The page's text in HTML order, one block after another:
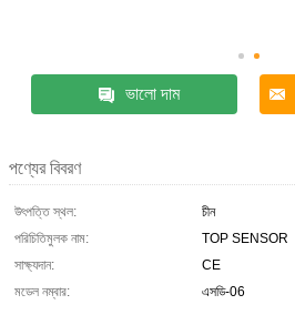
ভালো দাম
পণ্যের বিবরণ
উৎপত্তি স্থল:
চীন
পরিচিতিমুলক নাম:
TOP SENSOR
সাক্ষ্যদান:
CE
মডেল নম্বার:
এসডি-06